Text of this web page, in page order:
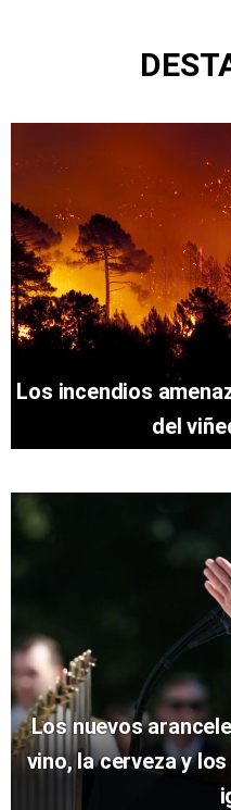
Los incendios
del
Los nuevos
vino, la cerveza y